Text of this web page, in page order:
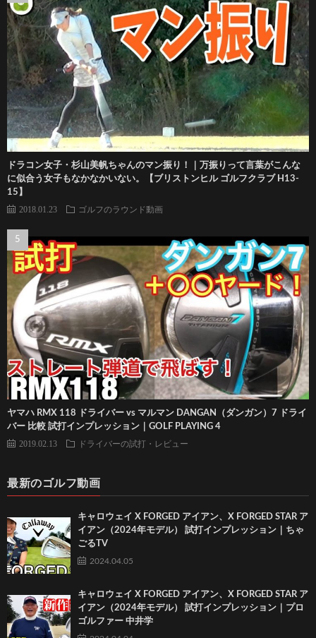
ドラコン女子・杉山美帆ちゃんのマン振り！｜万振りって言葉がこんな
に似合う女子もなかなかいない。【ブリストンヒル ゴルフクラブ H13-
15】
2018.01.23 ゴルフのラウンド動画
ヤマハ RMX 118 ドライバー vs マルマン DANGAN（ダンガン）7 ドライ
バー 比較 試打インプレッション｜GOLF PLAYING 4
2019.02.13 ドライバーの試打・レビュー
最新のゴルフ動画
キャロウェイ X FORGED アイアン、X FORGED STAR ア
イアン（2024年モデル） 試打インプレッション｜ちゃ
ごるTV
2024.04.05
キャロウェイ X FORGED アイアン、X FORGED STAR ア
イアン（2024年モデル） 試打インプレッション｜プロ
ゴルファー 中井学